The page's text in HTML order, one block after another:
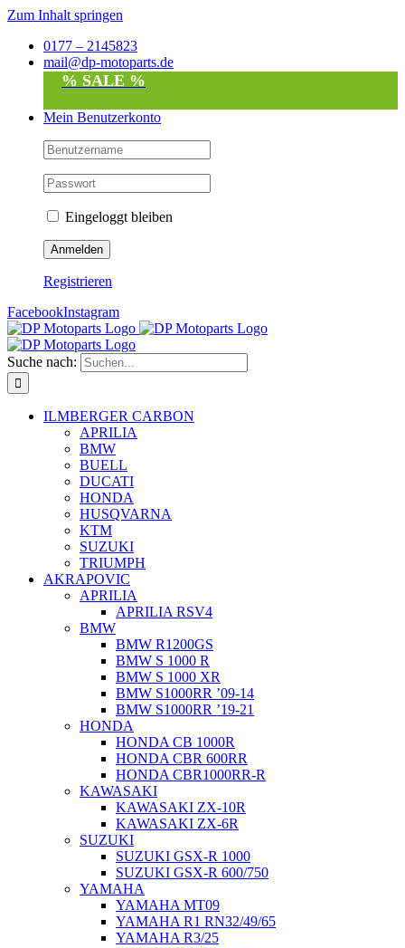
Zum Inhalt springen
0177 – 2145823
mail@dp-motoparts.de
% SALE %
Mein Benutzerkonto
Eingeloggt bleiben
Registrieren
FacebookInstagram
Suche nach:
ILMBERGER CARBON
APRILIA
BMW
BUELL
DUCATI
HONDA
HUSQVARNA
KTM
SUZUKI
TRIUMPH
AKRAPOVIC
APRILIA
APRILIA RSV4
BMW
BMW R1200GS
BMW S 1000 R
BMW S 1000 XR
BMW S1000RR ’09-14
BMW S1000RR ’19-21
HONDA
HONDA CB 1000R
HONDA CBR 600RR
HONDA CBR1000RR-R
KAWASAKI
KAWASAKI ZX-10R
KAWASAKI ZX-6R
SUZUKI
SUZUKI GSX-R 1000
SUZUKI GSX-R 600/750
YAMAHA
YAMAHA MT09
YAMAHA R1 RN32/49/65
YAMAHA R3/25